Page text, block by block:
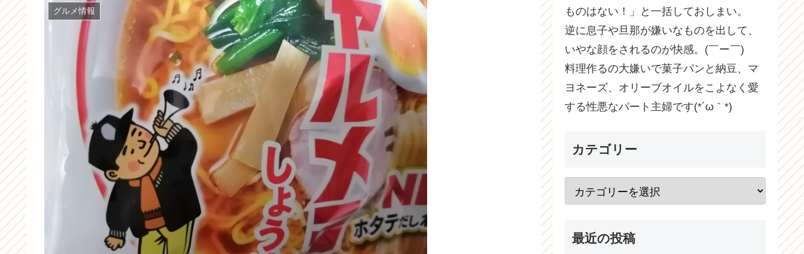
グルメ情報
ものはない！」と一括しておしまい。
逆に息子や旦那が嫌いなものを出して、
いやな顔をされるのが快感。(￣ー￣)
料理作るの大嫌いで菓子パンと納豆、マ
ヨネーズ、オリーブオイルをこよなく愛
する性悪なパート主婦です(*´ω｀*)
カテゴリー
最近の投稿